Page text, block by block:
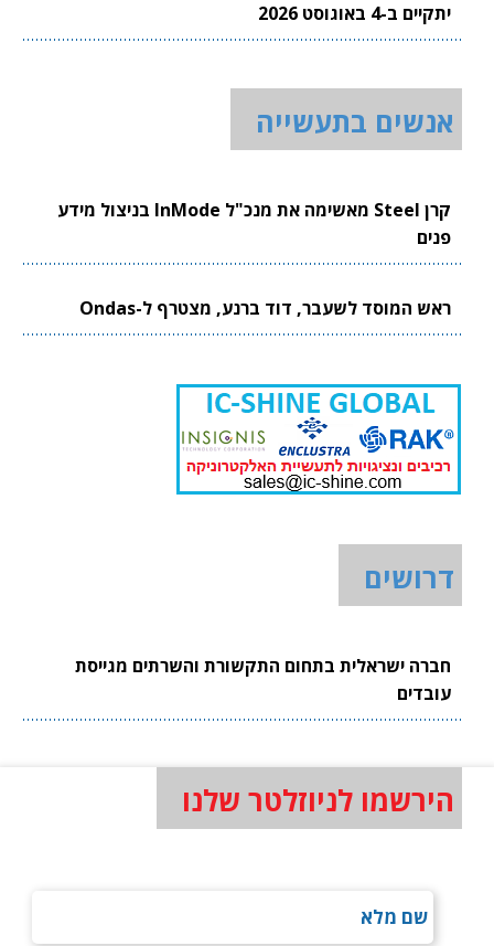
יתקיים ב-4 באוגוסט 2026
אנשים בתעשייה
קרן Steel מאשימה את מנכ"ל InMode בניצול מידע
פנים
ראש המוסד לשעבר, דוד ברנע, מצטרף ל-Ondas
דרושים
חברה ישראלית בתחום התקשורת והשרתים מגייסת
עובדים
הירשמו לניוזלטר שלנו